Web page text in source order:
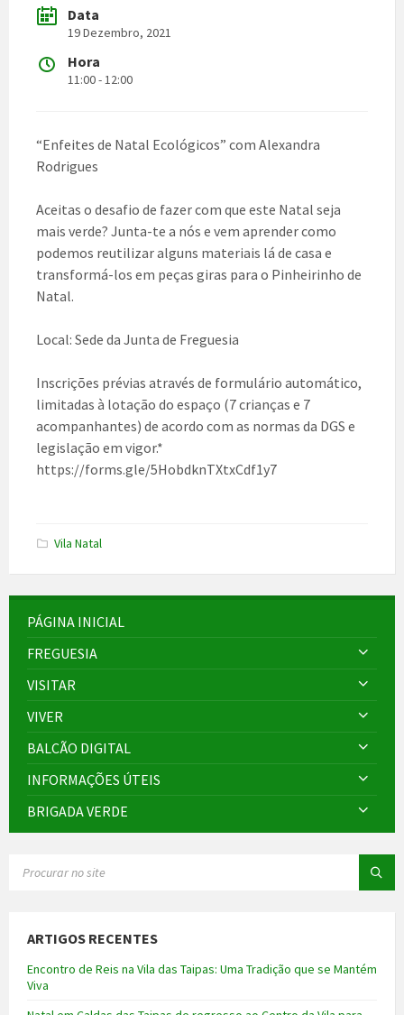
Data
19 Dezembro, 2021
Hora
11:00 - 12:00
“Enfeites de Natal Ecológicos” com Alexandra
Rodrigues
Aceitas o desafio de fazer com que este Natal seja
mais verde? Junta-te a nós e vem aprender como
podemos reutilizar alguns materiais lá de casa e
transformá-los em peças giras para o Pinheirinho de
Natal.
Local: Sede da Junta de Freguesia
Inscrições prévias através de formulário automático,
limitadas à lotação do espaço (7 crianças e 7
acompanhantes) de acordo com as normas da DGS e
legislação em vigor.*
https://forms.gle/5HobdknTXtxCdf1y7
Vila Natal
PÁGINA INICIAL
FREGUESIA
VISITAR
VIVER
BALCÃO DIGITAL
INFORMAÇÕES ÚTEIS
BRIGADA VERDE
ARTIGOS RECENTES
Encontro de Reis na Vila das Taipas: Uma Tradição que se Mantém
Viva